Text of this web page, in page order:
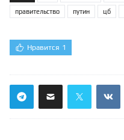
правительство путин цб
Нравится 1